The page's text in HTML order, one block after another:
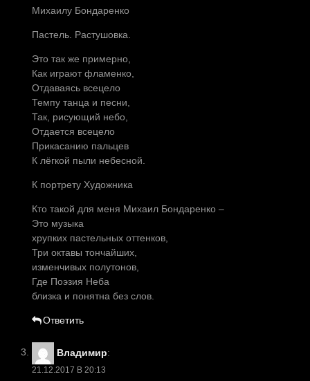
Михаилу Бондаренко
Пастель. Растушовка.
Это так же примерно,
Как играют фламенко,
Отдаваясь всецело
Темпу танца и песни,
Так, рисующий небо,
Отдается всецело
Прикасанию пальцев
К лёгкой пыли небесной.
К портрету Художника
Кто такой для меня Михаил Бондаренко –
Это музыка
хрупких пастельных оттенков,
Три октавы тончайших,
изменчивых полутонов,
Где Поэзия Неба
близка и понятна без слов.
Ответить
Владимир:
21.12.2017 В 20:13